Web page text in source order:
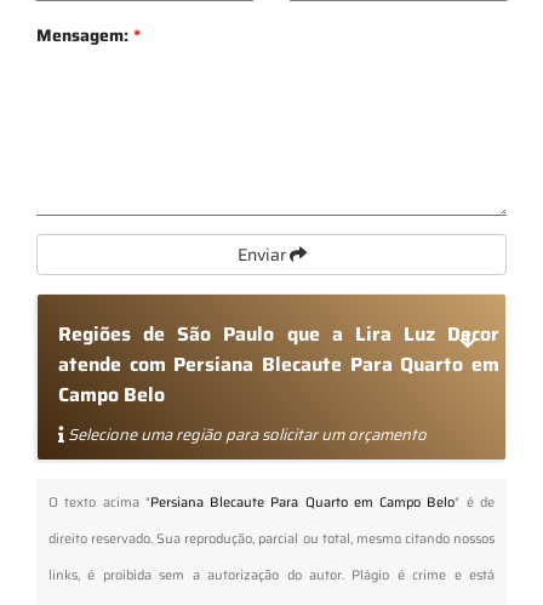
Mensagem:*
Enviar
Regiões de São Paulo que a Lira Luz Decor
atende com Persiana Blecaute Para Quarto em
Campo Belo
Selecione uma região para solicitar um orçamento
O texto acima "Persiana Blecaute Para Quarto em Campo Belo" é de
direito reservado. Sua reprodução, parcial ou total, mesmo citando nossos
links, é proibida sem a autorização do autor. Plágio é crime e está